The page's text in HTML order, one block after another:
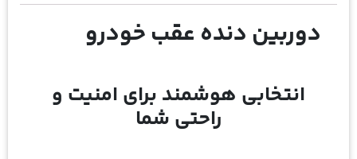
دوربین دنده عقب خودرو
انتخابی هوشمند برای امنیت و
راحتی شما